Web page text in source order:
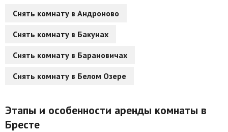
Снять комнату в Андроново
Снять комнату в Бакунах
Снять комнату в Барановичах
Снять комнату в Белом Озере
Этапы и особенности аренды комнаты в
Бресте